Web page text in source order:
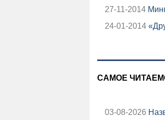
27-11-2014
24-01-2014
САМОЕ
03-08-2026